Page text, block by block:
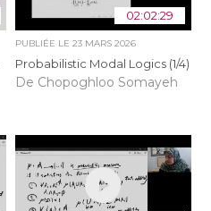
02:02:29
PUBLIÉE LE 23 MARS 2026
Probabilistic Modal Logics (1/4)
De Chopoghloo Somayeh